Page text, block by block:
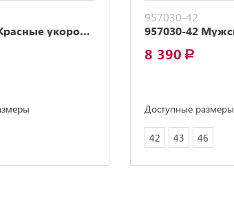
957021-41 Красные укороченные валенки
957030-42
8 390 a
Доступные размеры
42 43 46